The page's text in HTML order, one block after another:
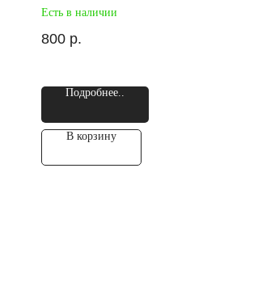
Есть в наличии
800 р.
Подробнее..
В корзину